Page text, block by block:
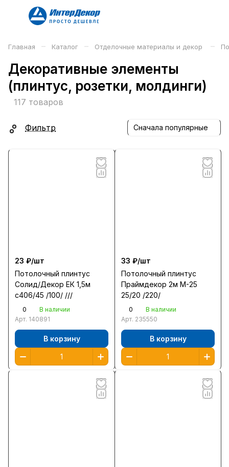
Главная – Каталог – Отделочные материалы и декор –
Декоративные элементы
(плинтус, розетки, молдинги)
117 товаров
Фильтр Сначала популярные
23 ₽/шт
Потолочный плинтус
Солид/Декор ЕК 1,5м
с406/45 /100/ ///
0
В наличии
Арт. 140891
В корзину
33 ₽/шт
Потолочный плинтус
Праймдекор 2м М-25
25/20 /220/
0
В наличии
Арт. 235550
В корзину